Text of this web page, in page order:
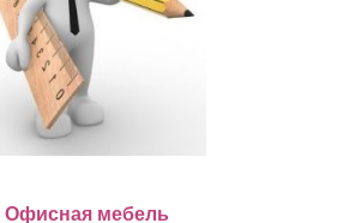
Офисная мебель